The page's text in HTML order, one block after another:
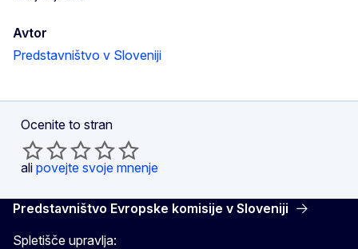
Avtor
Predstavništvo v Sloveniji
Ocenite to stran
ali povejte svoje mnenje
Predstavništvo Evropske komisije v Sloveniji
Spletišče upravlja: